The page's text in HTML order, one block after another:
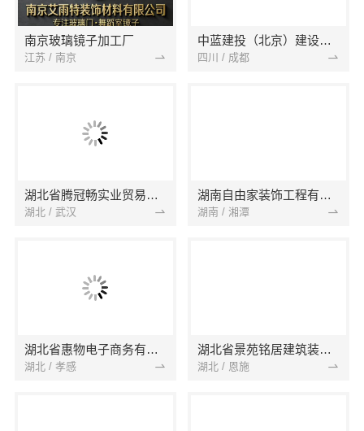
南京玻璃镜子加工厂
江苏 / 南京
中蓝建投（北京）建设有限公司四川第一分公司
四川 / 成都
湖北省腾冠畅实业贸易有限公司
湖北 / 武汉
湖南自由家装饰工程有限公司
湖南 / 湘潭
湖北省惠物电子商务有限公司
湖北 / 孝感
湖北省景苑铭居建筑装饰有限公司
湖北 / 恩施